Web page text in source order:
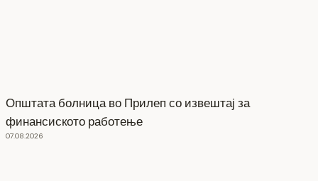
Општата болница во Прилеп со извештај за
финансиското работење
07.08.2026